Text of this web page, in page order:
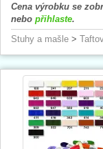
Cena výrobku se
nebo přihlaste.
Stuhy a mašle >